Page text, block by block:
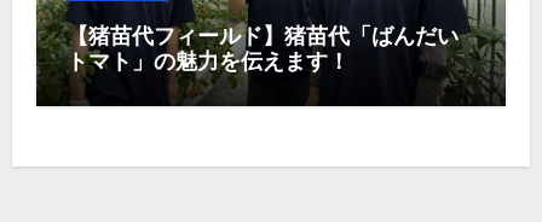
【猪苗代フィールド】猪苗代「ばんだい
トマト」の魅力を伝えます！